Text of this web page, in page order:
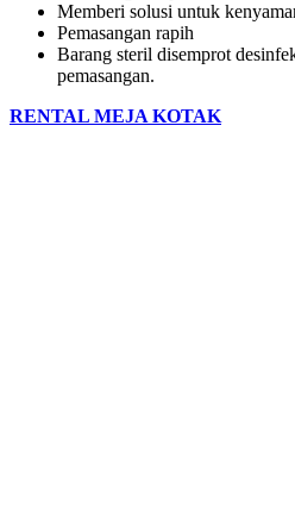
Memberi solusi untuk
Pemasangan rapih
Barang steril disemprot
pemasangan.
RENTAL MEJA KOTAK